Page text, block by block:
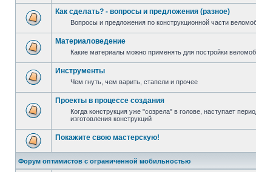
Как сделать? - вопросы и предложения (разное)
Вопросы и предложения по конструкционной части
Материаловедение
Какие материалы можно применять для постройки
Инструменты
Чем гнуть, чем варить, стапели и прочее
Проекты в процессе создания
Когда конструкция уже "созрела" в голове, наступает
изготовления конструкций
Покажите свою мастерскую!
Форум оптимистов с ограниченной мобильностью